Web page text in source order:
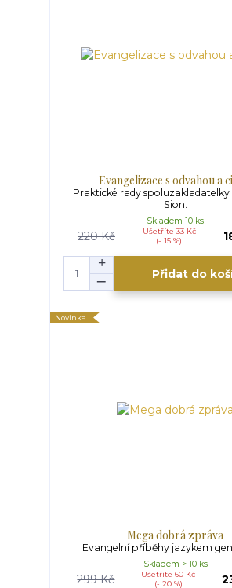
Evangelizace s odvahou a
Praktické rady
Sion.
220 Kč
Ušetříte 33 Kč
(- 15 %)
Skladem 10 ks
Přidat do
Novinka
Mega dobrá zpráva
Evangelní příběhy jazykem
299 Kč
Ušetříte 60 Kč
(- 20 %)
Skladem > 10 ks